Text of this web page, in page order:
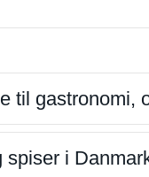
til gastronomi,
spiser i